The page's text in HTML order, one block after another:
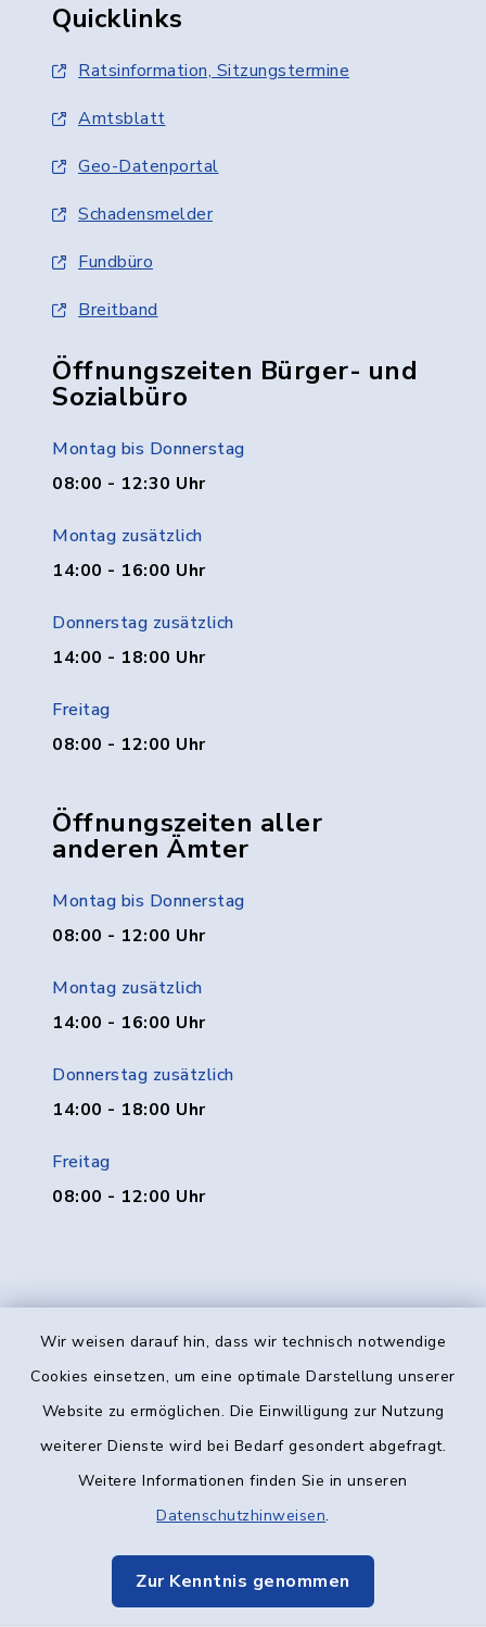
Wir weisen darauf hin, dass wir technisch notwendige
Cookies einsetzen, um eine optimale Darstellung unserer
Website zu ermöglichen. Die Einwilligung zur Nutzung
weiterer Dienste wird bei Bedarf gesondert abgefragt.
Weitere Informationen finden Sie in unseren
Datenschutzhinweisen.
Zur Kenntnis genommen
Quicklinks
Ratsinformation, Sitzungstermine
Amtsblatt
Geo-Datenportal
Schadensmelder
Fundbüro
Breitband
Öffnungszeiten Bürger- und
Sozialbüro
Montag bis Donnerstag
08:00 - 12:30 Uhr
Montag zusätzlich
14:00 - 16:00 Uhr
Donnerstag zusätzlich
14:00 - 18:00 Uhr
Freitag
08:00 - 12:00 Uhr
Öffnungszeiten aller
anderen Ämter
Montag bis Donnerstag
08:00 - 12:00 Uhr
Montag zusätzlich
14:00 - 16:00 Uhr
Donnerstag zusätzlich
14:00 - 18:00 Uhr
Freitag
08:00 - 12:00 Uhr
Kontakt
Datenschutz
Elektronische Kommunikation